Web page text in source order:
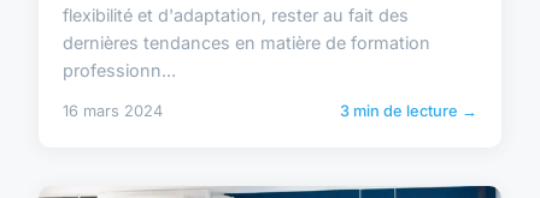
flexibilité et d'adaptation, rester au fait des
dernières tendances en matière de formation
professionn...
16 mars 2024 3 min de lecture →